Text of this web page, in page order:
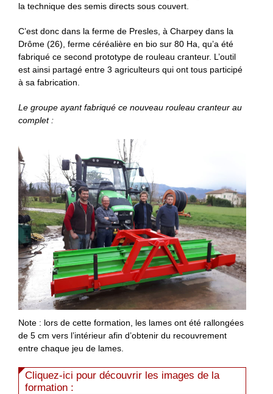
la technique des semis directs sous couvert.
C’est donc dans la ferme de Presles, à Charpey dans la
Drôme (26), ferme céréalière en bio sur 80 Ha, qu’a été
fabriqué ce second prototype de rouleau cranteur. L’outil
est ainsi partagé entre 3 agriculteurs qui ont tous participé
à sa fabrication.
Le groupe ayant fabriqué ce nouveau rouleau cranteur au
complet :
Note : lors de cette formation, les lames ont été rallongées
de 5 cm vers l’intérieur afin d’obtenir du recouvrement
entre chaque jeu de lames.
Cliquez-ici pour découvrir les images de la
formation :